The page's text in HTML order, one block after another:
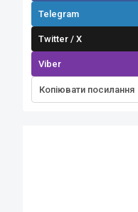
Telegram
Twitter / X
Viber
Копіювати посилання